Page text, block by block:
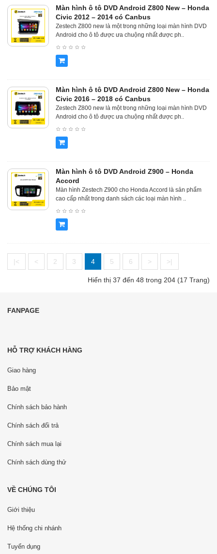
Màn hình ô tô DVD Android Z800 New – Honda
Civic 2012 – 2014 có Canbus
Zestech Z800 new là một trong những loại màn hình DVD
Android cho ô tô được ưa chuộng nhất được ph..
Màn hình ô tô DVD Android Z800 New – Honda
Civic 2016 – 2018 có Canbus
Zestech Z800 new là một trong những loại màn hình DVD
Android cho ô tô được ưa chuộng nhất được ph..
Màn hình ô tô DVD Android Z900 – Honda
Accord
Màn hình Zestech Z900 cho Honda Accord là sản phẩm
cao cấp nhất trong danh sách các loại màn hình ..
|< < 2 3 4 5 6 > >|
Hiển thị 37 đến 48 trong 204 (17 Trang)
FANPAGE
HỖ TRỢ KHÁCH HÀNG
Giao hàng
Bảo mật
Chính sách bảo hành
Chính sách đổi trả
Chính sách mua lại
Chính sách dùng thử
VỀ CHÚNG TÔI
Giới thiệu
Hệ thống chi nhánh
Tuyển dụng